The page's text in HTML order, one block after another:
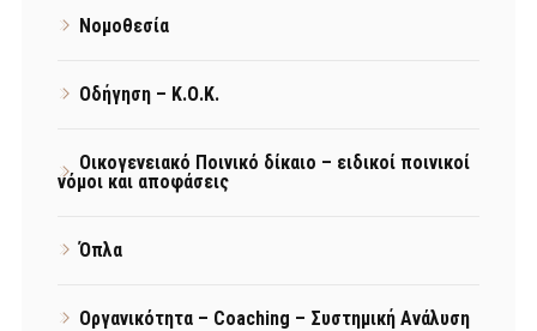
Νομοθεσία
Οδήγηση – Κ.Ο.Κ.
Οικογενειακό Ποινικό δίκαιο – ειδικοί ποινικοί
νόμοι και αποφάσεις
Όπλα
Οργανικότητα – Coaching – Συστημική Ανάλυση